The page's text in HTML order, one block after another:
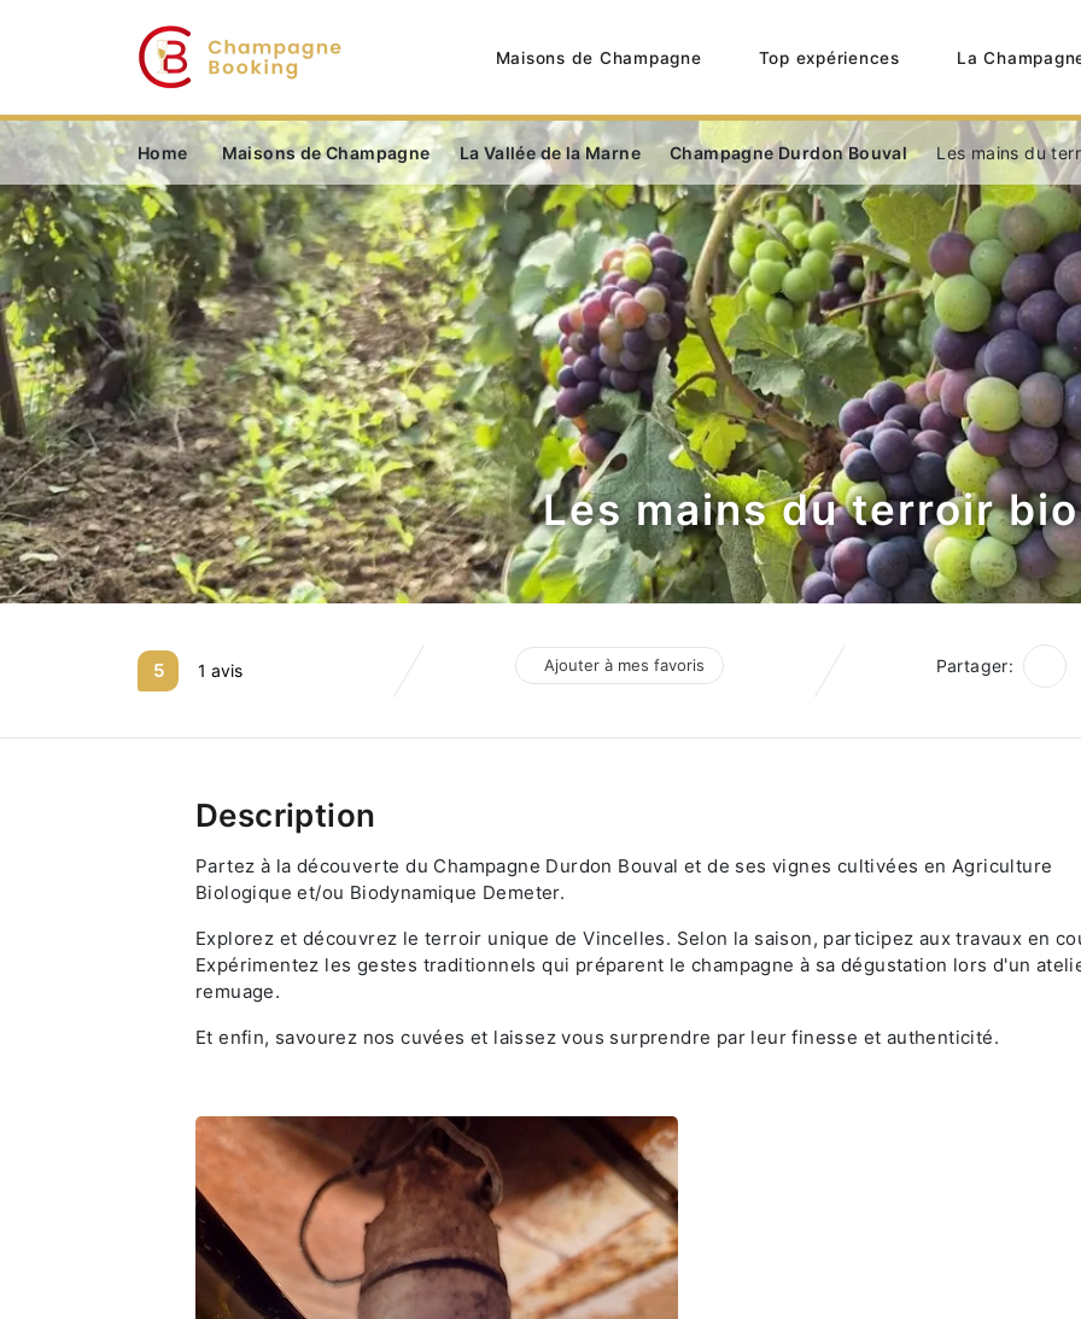
Maisons de Champagne Top expériences La
Home Maisons de Champagne La Vallée de la Marne Champagne Durdon Bouval Les mains du
Les mains du terroir bio
5 1 avis Ajouter à mes favoris Partager:
Description
Partez à la découverte du Champagne Durdon Bouval et de ses vignes cultivées en Agriculture
Biologique et/ou Biodynamique Demeter.
Explorez et découvrez le terroir unique de Vincelles. Selon la saison, participez aux travaux en
Expérimentez les gestes traditionnels qui préparent le champagne à sa dégustation lors d'un
remuage.
Et enfin, savourez nos cuvées et laissez vous surprendre par leur finesse et authenticité.